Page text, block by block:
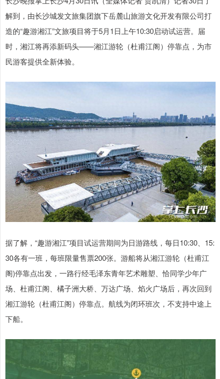
解到，由长沙城发文旅集团旗下岳麓山旅游文化开发有限公司打
造的“趣游湘江”文旅项目将于5月1日上午10:30启动试运营。届
时，湘江将再添新码头——湘江游轮（杜甫江阁）停靠点，为市
民游客提供全新体验。
据了解，“趣游湘江”项目试运营期间为日游路线，每日10:30、15:
30各有一班，每班限量售票200张。游船将从湘江游轮（杜甫江
阁)停靠点出发，一路行经毛泽东青年艺术雕塑、恰同学少年广
场、杜甫江阁、橘子洲大桥、万达广场、焰火广场后，再次回到
湘江游轮（杜甫江阁）停靠点。航线为闭环班次，不支持中途上
下船。